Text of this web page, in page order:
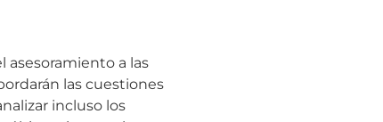
a las
las cuestiones
incluso los